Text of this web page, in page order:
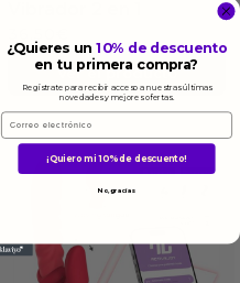
Ver el producto
¿Quieres un10% de descuento
en tu primera compra?
Regístrate para recibir acceso a nuestras últimas
novedades y mejores ofertas.
Email
¡Quiero mi 10% de descuento!
No, gracias